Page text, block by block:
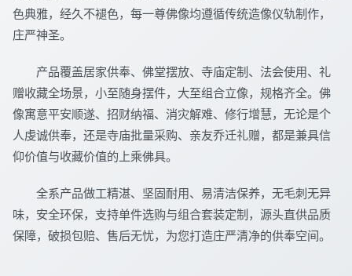
色典雅，经久不褪色，每一尊佛像均遵循传统造像仪轨制作，
庄严神圣。
产品覆盖居家供奉、佛堂摆放、寺庙定制、法会使用、礼
赠收藏全场景，小至随身摆件，大至组合立像，规格齐全。佛
像寓意平安顺遂、招财纳福、消灾解难、修行增慧，无论是个
人虔诚供奉，还是寺庙批量采购、亲友乔迁礼赠，都是兼具信
仰价值与收藏价值的上乘佛具。
全系产品做工精湛、坚固耐用、易清洁保养，无毛刺无异
味，安全环保，支持单件选购与组合套装定制，源头直供品质
保障，破损包赔、售后无忧，为您打造庄严清净的供奉空间。